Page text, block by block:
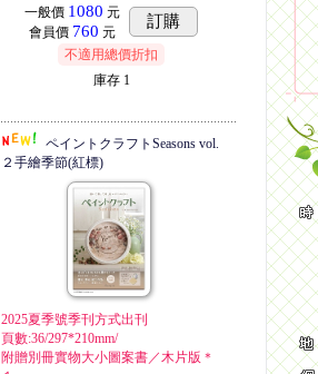
一般價 1080 元
會員價 760 元
訂購
不適用總價折扣
庫存 1
ペイントクラフトSeasons vol.
２手繪季節(紅標)
2025夏季號季刊方式出刊
頁數:36/297*210mm/
附贈別冊實物大小圖案書／木片版＊